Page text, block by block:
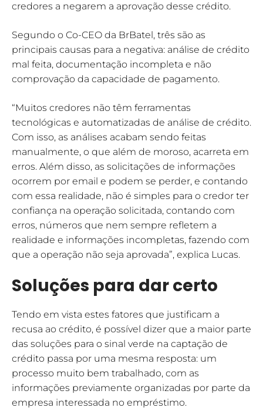
credores a negarem a aprovação desse crédito.
Segundo o Co-CEO da BrBatel, três são as
principais causas para a negativa: análise de crédito
mal feita, documentação incompleta e não
comprovação da capacidade de pagamento.
“Muitos credores não têm ferramentas
tecnológicas e automatizadas de análise de crédito.
Com isso, as análises acabam sendo feitas
manualmente, o que além de moroso, acarreta em
erros. Além disso, as solicitações de informações
ocorrem por email e podem se perder, e contando
com essa realidade, não é simples para o credor ter
confiança na operação solicitada, contando com
erros, números que nem sempre refletem a
realidade e informações incompletas, fazendo com
que a operação não seja aprovada”, explica Lucas.
Soluções para dar certo
Tendo em vista estes fatores que justificam a
recusa ao crédito, é possível dizer que a maior parte
das soluções para o sinal verde na captação de
crédito passa por uma mesma resposta: um
processo muito bem trabalhado, com as
informações previamente organizadas por parte da
empresa interessada no empréstimo.